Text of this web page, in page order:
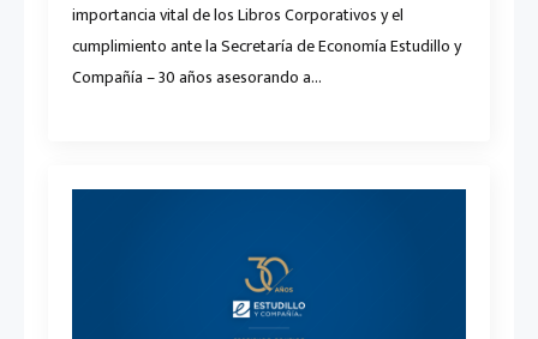
importancia vital de los Libros Corporativos y el
cumplimiento ante la Secretaría de Economía Estudillo y
Compañía – 30 años asesorando a…